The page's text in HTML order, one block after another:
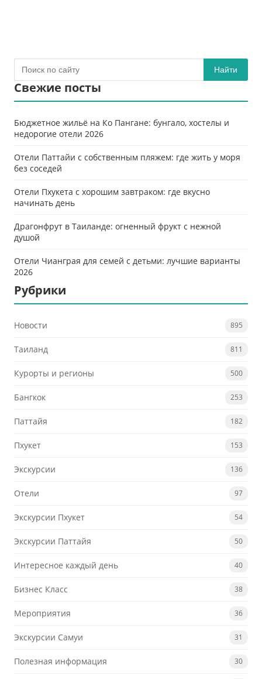
Найти
Свежие посты
Бюджетное жильё на Ко Пангане: бунгало, хостелы и
недорогие отели 2026
Отели Паттайи с собственным пляжем: где жить у моря
без соседей
Отели Пхукета с хорошим завтраком: где вкусно
начинать день
Драгонфрут в Таиланде: огненный фрукт с нежной
душой
Отели Чианграя для семей с детьми: лучшие варианты
2026
Рубрики
Новости 895
Таиланд 811
Курорты и регионы 500
Бангкок 253
Паттайя 182
Пхукет 153
Экскурсии 136
Отели 97
Экскурсии Пхукет 54
Экскурсии Паттайя 50
Интересное каждый день 40
Бизнес Класс 38
Мероприятия 36
Экскурсии Самуи 31
Полезная информация 30